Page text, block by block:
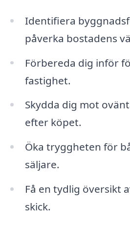
Identifiera
påverka bostadens
Förbereda dig inför
fastighet.
Skydda dig mot
efter köpet.
Öka tryggheten för
säljare.
Få en tydlig översikt
skick.